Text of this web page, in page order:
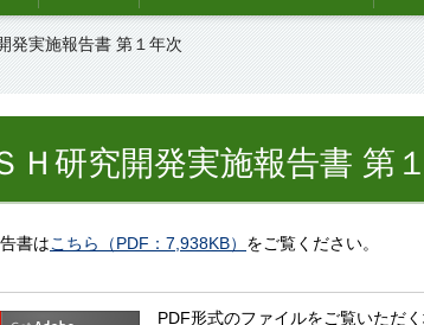
発実施報告書 第１年次
Ｈ研究開発実施報告書 第
書はこちら（PDF：7,938KB） をご覧ください。
PDF形式のファイルをご覧いただ